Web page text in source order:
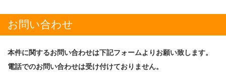
お問い合わせ
本件に関するお問い合わせは下記フォームよりお願い致します。
電話でのお問い合わせは受け付けておりません。